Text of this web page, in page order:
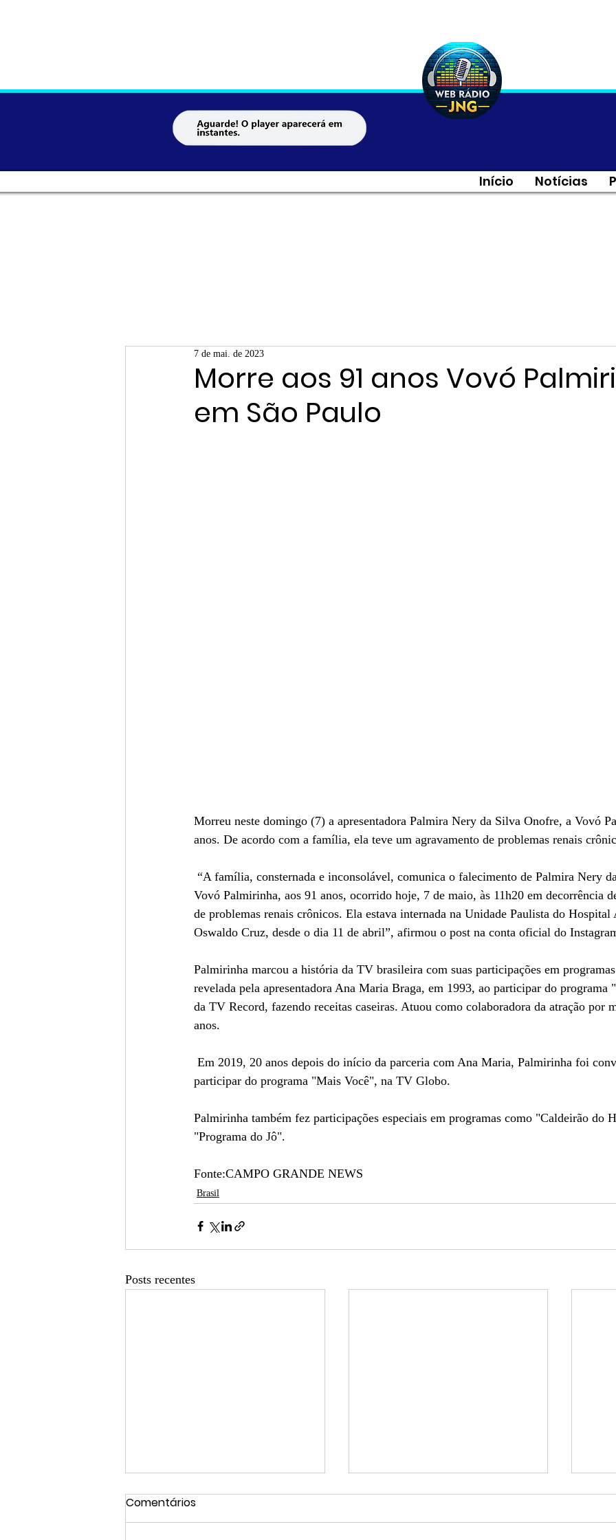
Início Notícias
Morre aos 91 anos Vovó
em São Paulo
7 de mai. de 2023
Morreu neste domingo (7) a apresentadora Palmira Nery da Silva Onofre, a Vovó
anos. De acordo com a família, ela teve um agravamento de problemas renais
Vovó Palmirinha, aos 91 anos, ocorrido hoje, 7 de maio, às 11h20 em decorrência
de problemas renais crônicos. Ela estava internada na Unidade Paulista do
Oswaldo Cruz, desde o dia 11 de abril”, afirmou o post na conta oficial do
Palmirinha marcou a história da TV brasileira com suas participações em
revelada pela apresentadora Ana Maria Braga, em 1993, ao participar do
da TV Record, fazendo receitas caseiras. Atuou como colaboradora da atração por
anos.
participar do programa "Mais Você", na TV Globo.
Palmirinha também fez participações especiais em programas como "Caldeirão do
"Programa do Jô".
Fonte:CAMPO GRANDE NEWS
Brasil
Posts recentes
Comentários